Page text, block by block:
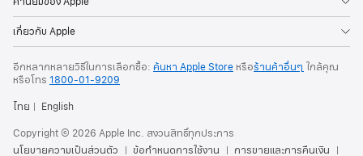
เกี่ยวกับ Apple
อีกหลากหลายวิธีในการเลือกซื้อ: ค้นหา Apple Store หรือร้านค้าอื่นๆ ใกล้คุณ
หรือโทร 1800-01-9209
ไทย
English
Copyright © 2026 Apple Inc. สงวนสิทธิ์ทุกประการ
นโยบายความเป็นส่วนตัว
ข้อกำหนดการใช้งาน การขายและการคืนเงิน